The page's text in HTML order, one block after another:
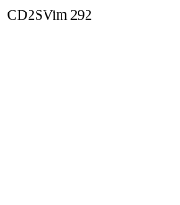
CD2SVim 292